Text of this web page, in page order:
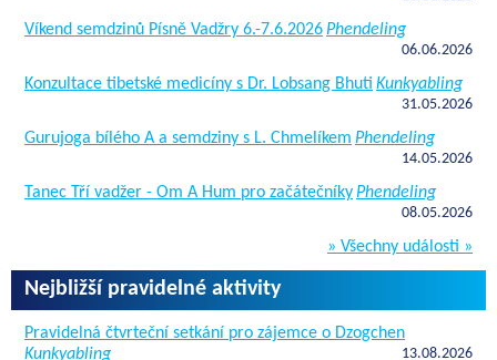
Víkend semdzinů Písně Vadžry 6.-7.6.2026Phendeling
06.06.2026
Konzultace tibetské medicíny s Dr. Lobsang Bhuti Kunkyabling
31.05.2026
Gurujoga bílého A a semdziny s L. Chmelíkem Phendeling
14.05.2026
Tanec Tří vadžer - Om A Hum pro začátečníkyPhendeling
08.05.2026
» Všechny události »
Nejbližší pravidelné aktivity
Pravidelná čtvrteční setkání pro zájemce o Dzogchen
Kunkyabling
13.08.2026